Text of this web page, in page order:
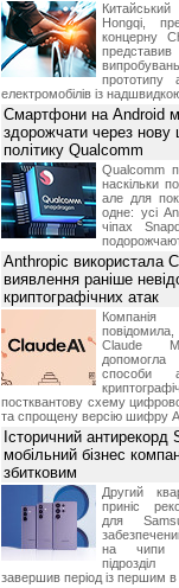
Hongqi,
концерну
прототипу
електромобілів із
Смартфони на Android
здорожчати через нову
політику Qualcomm
Qualcomm
наскільки
але для
одне: усі
чіпах
Anthropic використала
виявлення раніше
криптографічних атак
Claude
способи
постквантову схему
та спрощену версію шифру
Історичний антирекорд
мобільний бізнес
збитковим
Другий
приніс
для
на чипи
завершив період із першим в